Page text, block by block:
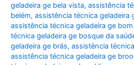
geladeira ge bela vista,assistência
belém,assistência técnica geladeira
assistência técnica geladeira ge
técnica geladeira ge bosque da
geladeira ge brás,assistência
assistência técnica geladeira ge